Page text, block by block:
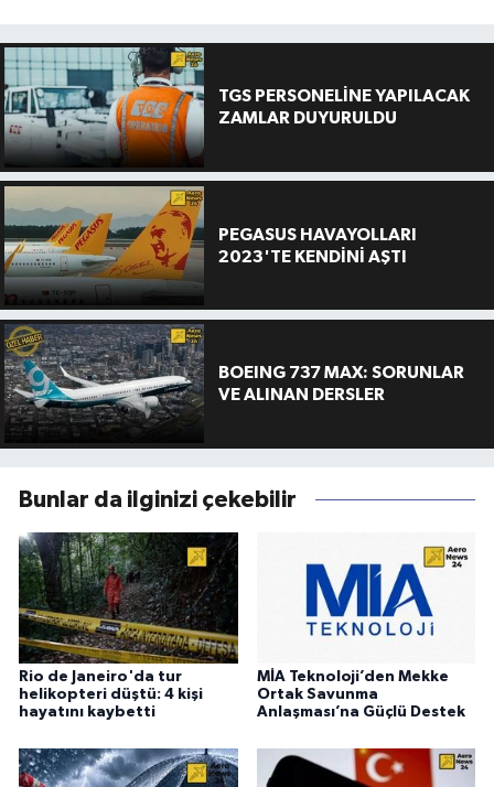
TGS PERSONELİNE YAPILACAK
ZAMLAR DUYURULDU
PEGASUS HAVAYOLLARI
2023'TE KENDİNİ AŞTI
BOEING 737 MAX: SORUNLAR
VE ALINAN DERSLER
Bunlar da ilginizi çekebilir
Rio de Janeiro'da tur
helikopteri düştü: 4 kişi
hayatını kaybetti
MİA Teknoloji’den Mekke
Ortak Savunma
Anlaşması’na Güçlü Destek